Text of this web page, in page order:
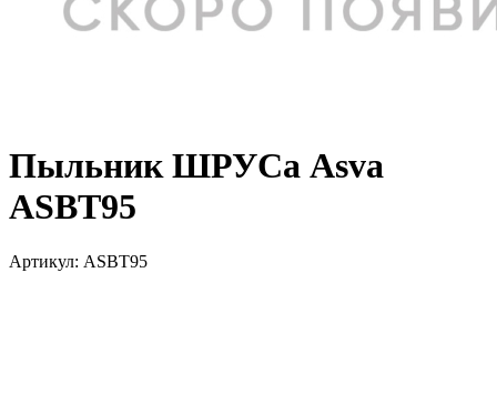
Пыльник ШРУСа Asva
ASBT95
Артикул: ASBT95